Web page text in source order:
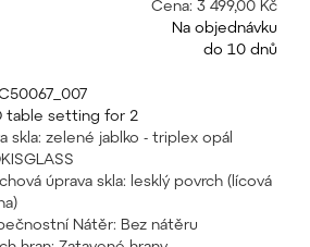
Cena: 3 499,00 Kč
Na objednávku
do 10 dnů
table setting for 2
skla: zelené jablko - triplex opál
úprava skla: lesklý povrch (lícová
Nátěr: Bez nátěru